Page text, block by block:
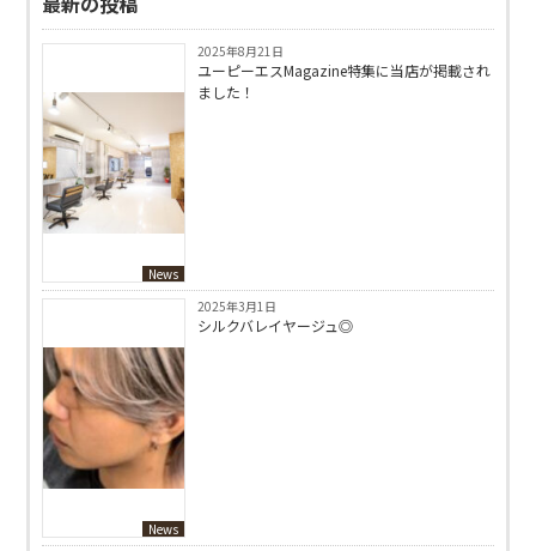
News
2025年8月21日
ユーピーエスMagazine特集に当店が掲載され
ました！
News
2025年3月1日
シルクバレイヤージュ◎